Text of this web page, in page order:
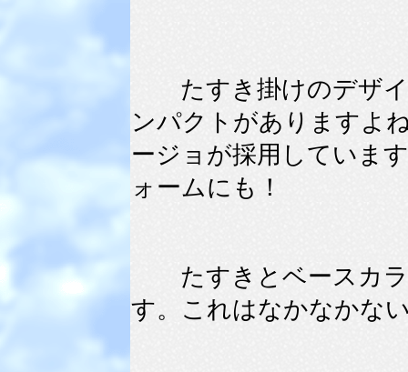
たすき掛けのデザイ
ンパクトがありますよ
ージョが採用していま
ォームにも！
たすきとベースカラ
す。これはなかなかな